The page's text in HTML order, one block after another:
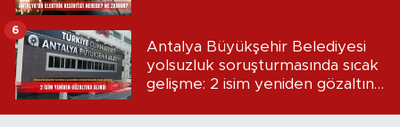
Antalya Büyükşehir Belediyesi
yolsuzluk soruşturmasında sıcak
gelişme: 2 isim yeniden gözaltına
6